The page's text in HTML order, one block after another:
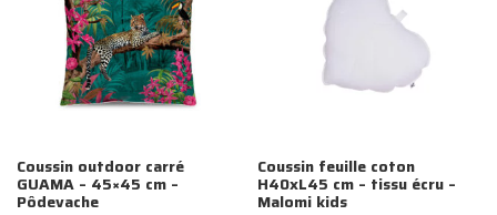
Coussin outdoor carré
GUAMA – 45×45 cm –
Pôdevache
Coussin feuille coton
H40xL45 cm – tissu écru –
Malomi kids